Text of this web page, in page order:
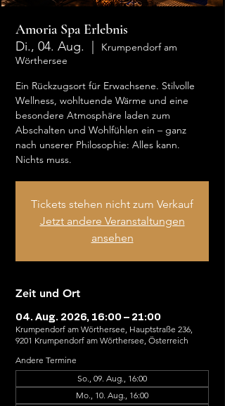
Amoria Spa Erlebnis
Di., 04. Aug.
Krumpendorf am
Wörthersee
Ein Rückzugsort für Erwachsene. Stilvolle
Wellness, wohltuende Wärme und eine
besondere Atmosphäre laden zum
Abschalten und Wohlfühlen ein – ganz
nach unserer Philosophie: Alles kann.
Nichts muss.
Tickets stehen nicht zum Verkauf
Jetzt andere Veranstaltungen
ansehen
Zeit und Ort
04. Aug. 2026, 16:00 – 21:00
Krumpendorf am Wörthersee, Hauptstraße 236,
9201 Krumpendorf am Wörthersee, Österreich
Andere Termine
So., 09. Aug., 16:00
Mo., 10. Aug., 16:00